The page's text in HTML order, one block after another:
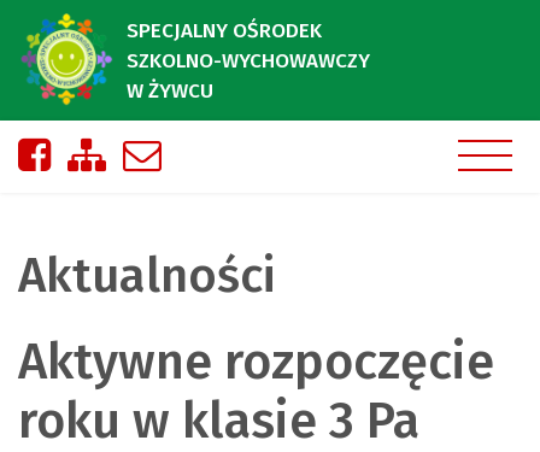
SPECJALNY OŚRODEK
SZKOLNO-WYCHOWAWCZY
W ŻYWCU
Nasza strona na Facebooku
Zobacz mapę strony
Aktualności
Aktywne rozpoczęcie
roku w klasie 3 Pa